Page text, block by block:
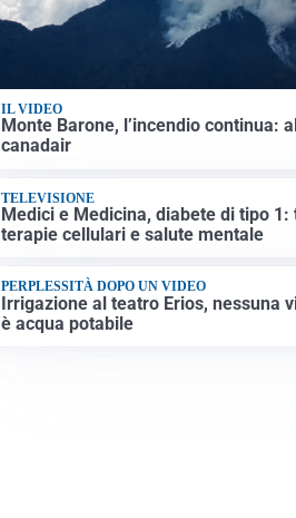
IL VIDEO
Monte Barone, l’incendio continua:
canadair
TELEVISIONE
Medici e Medicina, diabete di tipo 1:
terapie cellulari e salute mentale
PERPLESSITÀ DOPO UN VIDEO
Irrigazione al teatro Erios, nessuna
è acqua potabile